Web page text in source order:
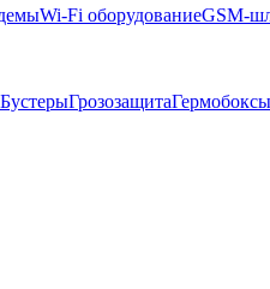
Wi-Fi оборудованиеGSM-
БустерыГрозозащитаГермобоксы